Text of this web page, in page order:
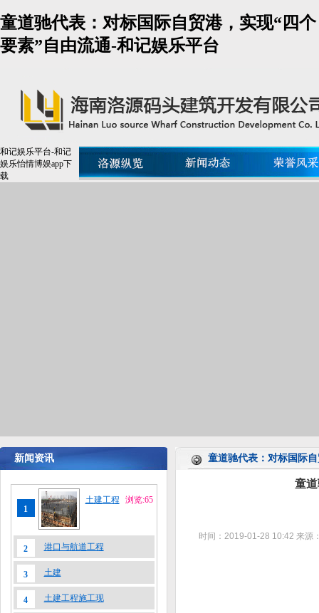
童道驰代表：对标国际自贸港，实现“四个
要素”自由流通-和记娱乐平台
和记娱乐平台-和记
娱乐怡情博娱app下
载
新闻资讯 童道驰代表：对标国际
1
土建工程 浏览:65
2 港口与航道工程
3 土建
4 土建工程施工现
童
时间：2019-01-28 10:42 来源